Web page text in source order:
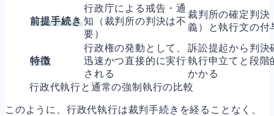
前提手続き
行政庁による戒告・通
知（裁判所の判決は不
要）
裁判所の確定判決
義）と執行文の付
特徴
行政権の発動として、
迅速かつ直接的に実行
される
訴訟提起から判決
執行申立てと段階
かかる
行政代執行と通常の強制執行の比較
このように、行政代執行は裁判手続きを経ることなく、